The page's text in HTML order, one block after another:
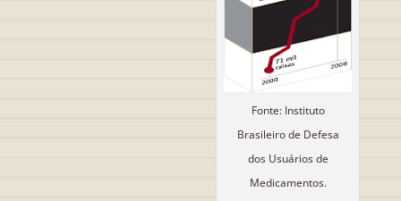
Fonte: Instituto
Brasileiro de Defesa
dos Usuários de
Medicamentos.